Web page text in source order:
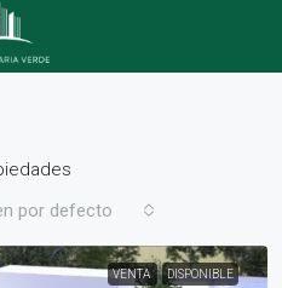
por defecto
VENTA DISPONIBLE